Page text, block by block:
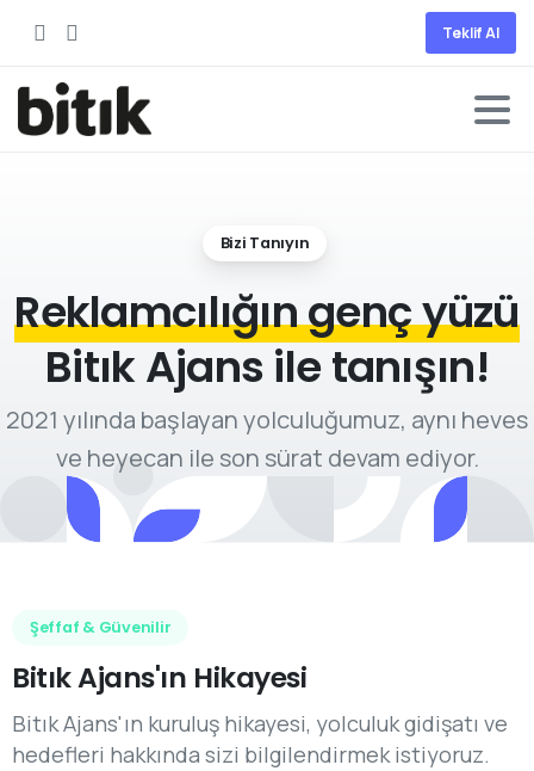
Teklif Al
Bizi Tanıyın
Reklamcılığın genç yüzü
Bitık Ajans ile tanışın!
2021 yılında başlayan yolculuğumuz, aynı heves
ve heyecan ile son sürat devam ediyor.
Şeffaf & Güvenilir
BitıkAjans'ın Hikayesi
Bitık Ajans'ın kuruluş hikayesi, yolculuk gidişatı ve
hedefleri hakkında sizi bilgilendirmek istiyoruz.